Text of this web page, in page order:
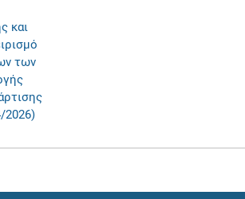
και
των
2026)